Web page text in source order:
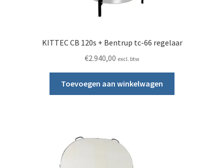
KITTEC CB 120s + Bentrup tc-66 regelaar
€2.940,00 excl. btw
Toevoegen aan winkelwagen